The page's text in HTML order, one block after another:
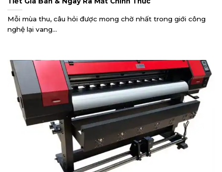
Mỗi mùa thu, câu hỏi được mong chờ nhất trong giới công
nghệ lại vang...